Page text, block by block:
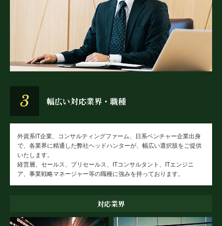
3 幅広い対応業界・職種
外資系IT企業、コンサルティングファーム、日系ベンチャー企業出身
で、各業界に精通した弊社ヘッドハンターが、幅広い選択肢をご提供
いたします。
経営層、セールス、プリセールス、ITコンサルタント、ITエンジニ
ア、事業戦略マネージャー等の職種に強みを持っております。
対応業界